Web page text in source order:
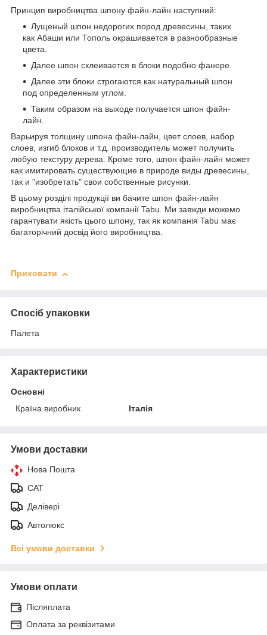
Принцип виробництва шпону файн-лайн наступний:
Лущеный шпон недорогих пород древесины, таких
как Абаши или Тополь окрашивается в разнообразные
цвета.
Далее шпон склеивается в блоки подобно фанере.
Далее эти блоки строгаются как натуральный шпон
под определенным углом.
Таким образом на выходе получается шпон файн-
лайн.
Варьируя толщину шпона файн-лайн, цвет слоев, набор
слоев, изгиб блоков и т.д. производитель может получить
любую текстуру дерева. Кроме того, шпон файн-лайн может
как имитировать существующие в природе виды древесины,
так и "изобретать" свои собственные рисунки.
В цьому розділі продукції ви бачите шпон файн-лайн
виробництва італійської компанії Tabu. Ми завжди можемо
гарантувати якість цього шпону, так як компанія Tabu має
багаторічний досвід його виробництва.
Приховати
Спосіб упаковки
Палета
Характеристики
Основні
Країна виробник
Італія
Умови доставки
Нова Пошта
САТ
Делівері
Автолюкс
Всі умови доставки
Умови оплати
Післяплата
Оплата за реквізитами